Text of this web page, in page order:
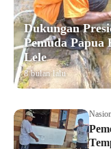
Dukungan
Pemuda
Lele
8 bulan lalu